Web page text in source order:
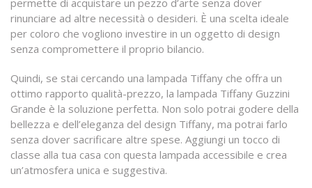
permette di acquistare un pezzo d’arte senza dover
rinunciare ad altre necessità o desideri. È una scelta ideale
per coloro che vogliono investire in un oggetto di design
senza compromettere il proprio bilancio.
Quindi, se stai cercando una lampada Tiffany che offra un
ottimo rapporto qualità-prezzo, la lampada Tiffany Guzzini
Grande è la soluzione perfetta. Non solo potrai godere della
bellezza e dell’eleganza del design Tiffany, ma potrai farlo
senza dover sacrificare altre spese. Aggiungi un tocco di
classe alla tua casa con questa lampada accessibile e crea
un’atmosfera unica e suggestiva.